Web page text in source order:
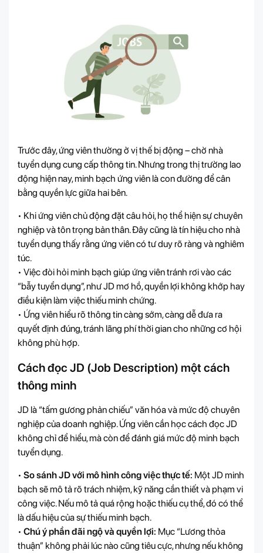
Trước đây, ứng viên thường ở vị thế bị động – chờ nhà
tuyển dụng cung cấp thông tin. Nhưng trong thị trường lao
động hiện nay, minh bạch ứng viên là con đường để cân
bằng quyền lực giữa hai bên.
• Khi ứng viên chủ động đặt câu hỏi, họ thể hiện sự chuyên
nghiệp và tôn trọng bản thân. Đây cũng là tín hiệu cho nhà
tuyển dụng thấy rằng ứng viên có tư duy rõ ràng và nghiêm
túc.
• Việc đòi hỏi minh bạch giúp ứng viên tránh rơi vào các
“bẫy tuyển dụng”, như JD mơ hồ, quyền lợi không khớp hay
điều kiện làm việc thiếu minh chứng.
• Ứng viên hiểu rõ thông tin càng sớm, càng dễ đưa ra
quyết định đúng, tránh lãng phí thời gian cho những cơ hội
không phù hợp.
Cách đọc JD (Job Description) một cách
thông minh
JD là “tấm gương phản chiếu” văn hóa và mức độ chuyên
nghiệp của doanh nghiệp. Ứng viên cần học cách đọc JD
không chỉ để hiểu, mà còn để đánh giá mức độ minh bạch
tuyển dụng.
• So sánh JD với mô hình công việc thực tế: Một JD minh
bạch sẽ mô tả rõ trách nhiệm, kỹ năng cần thiết và phạm vi
công việc. Nếu mô tả quá rộng hoặc thiếu cụ thể, đó có thể
là dấu hiệu của sự thiếu minh bạch.
• Chú ý phần đãi ngộ và quyền lợi: Mục “Lương thỏa
thuận” không phải lúc nào cũng tiêu cực, nhưng nếu không